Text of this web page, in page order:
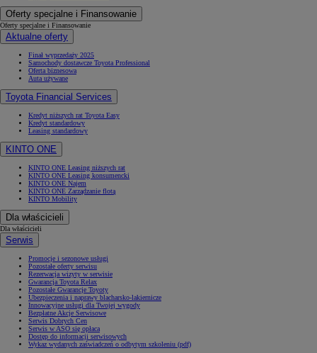
Oferty specjalne i Finansowanie
Oferty specjalne i Finansowanie
Aktualne oferty
Finał wyprzedaży 2025
Samochody dostawcze Toyota Professional
Oferta biznesowa
Auta używane
Toyota Financial Services
Kredyt niższych rat Toyota Easy
Kredyt standardowy
Leasing standardowy
KINTO ONE
KINTO ONE Leasing niższych rat
KINTO ONE Leasing konsumencki
KINTO ONE Najem
KINTO ONE Zarządzanie flotą
KINTO Mobility
Dla właścicieli
Dla właścicieli
Serwis
Promocje i sezonowe usługi
Pozostałe oferty serwisu
Rezerwacja wizyty w serwisie
Gwarancja Toyota Relax
Pozostałe Gwarancje Toyoty
Ubezpieczenia i naprawy blacharsko-lakiernicze
Innowacyjne usługi dla Twojej wygody
Bezpłatne Akcje Serwisowe
Serwis Dobrych Cen
Serwis w ASO się opłaca
Dostęp do informacji serwisowych
Wykaz wydanych zaświadczeń o odbytym szkoleniu (pdf)